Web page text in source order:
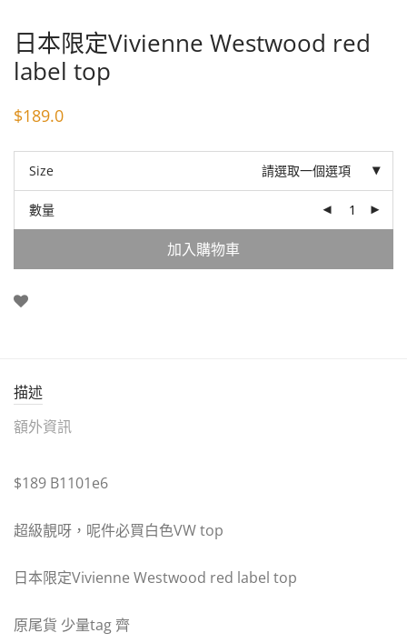
日本限定Vivienne Westwood red
label top
$189.0
Size 請選取一個選項
數量
加入購物車
描述
額外資訊
$189 B1101e6
超級靚呀，呢件必買白色VW top
日本限定Vivienne Westwood red label top
原尾貨 少量tag 齊